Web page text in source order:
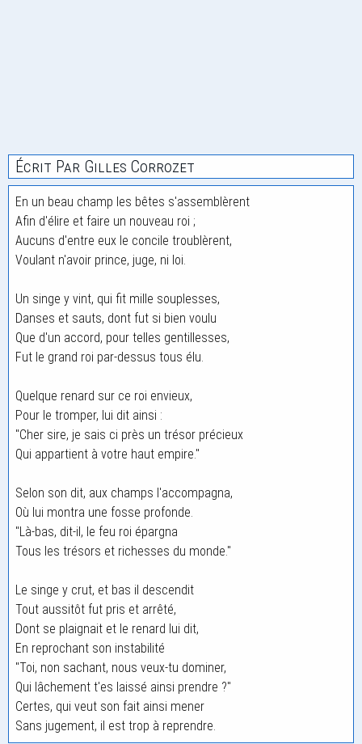
Écrit Par Gilles Corrozet
En un beau champ les bêtes s'assemblèrent
Afin d'élire et faire un nouveau roi ;
Aucuns d'entre eux le concile troublèrent,
Voulant n'avoir prince, juge, ni loi.
Un singe y vint, qui fit mille souplesses,
Danses et sauts, dont fut si bien voulu
Que d'un accord, pour telles gentillesses,
Fut le grand roi par-dessus tous élu.
Quelque renard sur ce roi envieux,
Pour le tromper, lui dit ainsi :
"Cher sire, je sais ci près un trésor précieux
Qui appartient à votre haut empire."
Selon son dit, aux champs l'accompagna,
Où lui montra une fosse profonde.
"Là-bas, dit-il, le feu roi épargna
Tous les trésors et richesses du monde."
Le singe y crut, et bas il descendit
Tout aussitôt fut pris et arrêté,
Dont se plaignait et le renard lui dit,
En reprochant son instabilité
"Toi, non sachant, nous veux-tu dominer,
Qui lâchement t'es laissé ainsi prendre ?"
Certes, qui veut son fait ainsi mener
Sans jugement, il est trop à reprendre.